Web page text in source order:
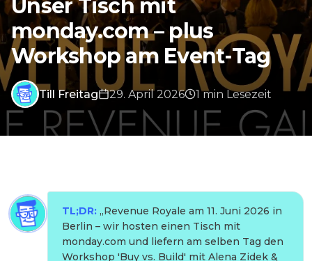
Unser Tisch mit
monday.com – plus
Workshop am Event-Tag
Till Freitag 29. April 2026 1min Lesezeit
TL;DR: „Revenue Royale am 11. Juni 2026 in
Berlin – wir hosten einen Tisch mit
monday.com und liefern am selben Tag den
Workshop 'Buy vs. Build' mit Alena Zidek &